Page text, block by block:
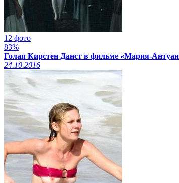
12 фото
83%
Голая Кирстен Данст в фильме «Мария-
24.10.2016